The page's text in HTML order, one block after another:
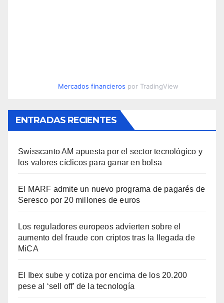
Mercados financieros por TradingView
ENTRADAS RECIENTES
Swisscanto AM apuesta por el sector tecnológico y
los valores cíclicos para ganar en bolsa
El MARF admite un nuevo programa de pagarés de
Seresco por 20 millones de euros
Los reguladores europeos advierten sobre el
aumento del fraude con criptos tras la llegada de
MiCA
El Ibex sube y cotiza por encima de los 20.200
pese al ‘sell off’ de la tecnología